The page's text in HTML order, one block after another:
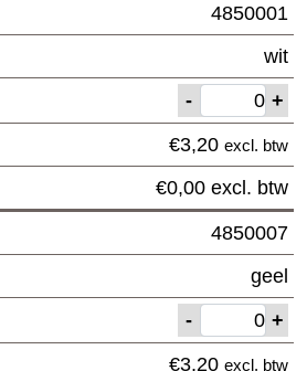
4850001
wit
-
+
€3,20 excl. btw
€0,00 excl. btw
4850007
geel
-
+
€3,20 excl. btw